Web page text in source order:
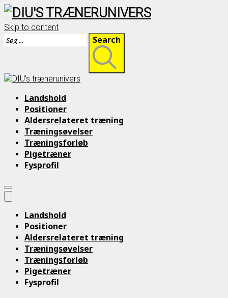
Skip to content
Search
Landshold
Positioner
Aldersrelateret træning
Træningsøvelser
Træningsforløb
Pigetræner
Fysprofil
Landshold
Positioner
Aldersrelateret træning
Træningsøvelser
Træningsforløb
Pigetræner
Fysprofil